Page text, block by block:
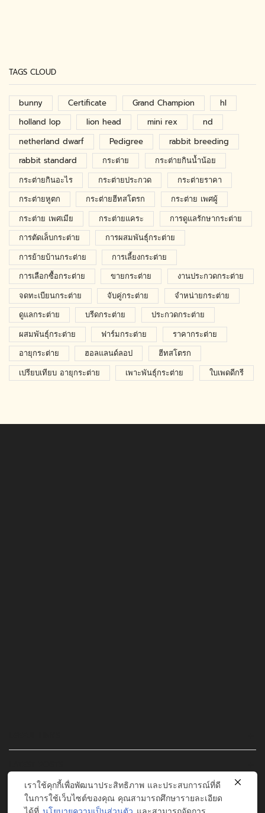
TAGS CLOUD
bunny Certificate Grand Champion
hl
holland lop
lion head mini rex
nd
netherland dwarf
Pedigree
rabbit breeding
rabbit standard
กระต่าย
กระต่ายกินน้ำน้อย
กระต่ายกินอะไร
กระต่ายประกวด
กระต่ายราคา
กระต่ายหูตก
กระต่ายฮีทสโตรก
กระต่าย เพศผู้
กระต่าย เพศเมีย
กระต่ายแคระ
การดูแลรักษากระต่าย
การตัดเล็บกระต่าย
การผสมพันธุ์กระต่าย
การย้ายบ้านกระต่าย
การเลี้ยงกระต่าย
การเลือกซื้อกระต่าย
ขายกระต่าย
งานประกวดกระต่าย
จดทะเบียนกระต่าย
จับคู่กระต่าย
จำหน่ายกระต่าย
ดูแลกระต่าย
บรีดกระต่าย
ประกวดกระต่าย
ผสมพันธุ์กระต่าย
ฟาร์มกระต่าย
ราคากระต่าย
อายุกระต่าย
ฮอลแลนด์ลอป
ฮีทสโตรก
เปรียบเทียบ อายุกระต่าย
เพาะพันธุ์กระต่าย ใบเพดดีกรี
PRODUCT TAGS
เราใช้คุกกี้เพื่อพัฒนาประสิทธิภาพ และประสบการณ์ที่ดี
ในการใช้เว็บไซต์ของคุณ คุณสามารถศึกษารายละเอียด